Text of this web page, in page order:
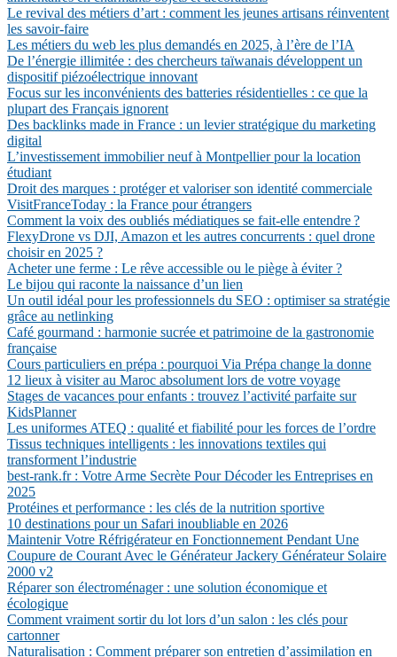
Le revival des métiers d’art : comment les jeunes artisans réinventent
les savoir-faire
Les métiers du web les plus demandés en 2025, à l’ère de l’IA
De l’énergie illimitée : des chercheurs taïwanais développent un
dispositif piézoélectrique innovant
Focus sur les inconvénients des batteries résidentielles : ce que la
plupart des Français ignorent
Des backlinks made in France : un levier stratégique du marketing
digital
L’investissement immobilier neuf à Montpellier pour la location
étudiant
Droit des marques : protéger et valoriser son identité commerciale
VisitFranceToday : la France pour étrangers
Comment la voix des oubliés médiatiques se fait-elle entendre ?
FlexyDrone vs DJI, Amazon et les autres concurrents : quel drone
choisir en 2025 ?
Acheter une ferme : Le rêve accessible ou le piège à éviter ?
Le bijou qui raconte la naissance d’un lien
Un outil idéal pour les professionnels du SEO : optimiser sa stratégie
grâce au netlinking
Café gourmand : harmonie sucrée et patrimoine de la gastronomie
française
Cours particuliers en prépa : pourquoi Via Prépa change la donne
12 lieux à visiter au Maroc absolument lors de votre voyage
Stages de vacances pour enfants : trouvez l’activité parfaite sur
KidsPlanner
Les uniformes ATEQ : qualité et fiabilité pour les forces de l’ordre
Tissus techniques intelligents : les innovations textiles qui
transforment l’industrie
best-rank.fr : Votre Arme Secrète Pour Décoder les Entreprises en
2025
Protéines et performance : les clés de la nutrition sportive
10 destinations pour un Safari inoubliable en 2026
Maintenir Votre Réfrigérateur en Fonctionnement Pendant Une
Coupure de Courant Avec le Générateur Jackery Générateur Solaire
2000 v2
Réparer son électroménager : une solution économique et
écologique
Comment vraiment sortir du lot lors d’un salon : les clés pour
cartonner
Naturalisation : Comment préparer son entretien d’assimilation en